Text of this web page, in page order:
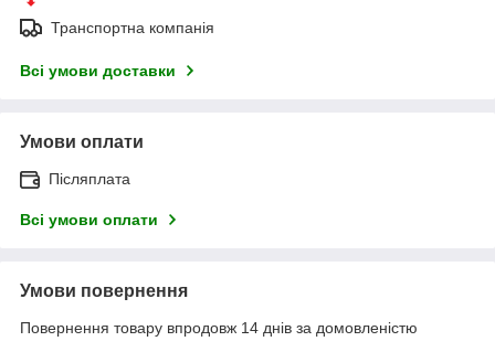
Транспортна компанія
Всі умови доставки
Умови оплати
Післяплата
Всі умови оплати
Умови повернення
Повернення товару впродовж 14 днів за домовленістю